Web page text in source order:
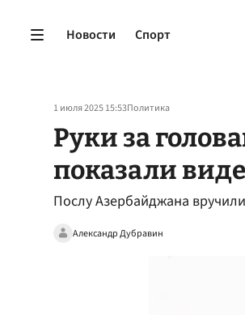
Новости Спорт
1 июля 2025 15:53Политика
Руки за
показали
Послу Азербайджана
Александр Дубравин